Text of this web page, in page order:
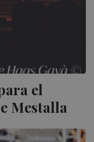
el
Mestalla